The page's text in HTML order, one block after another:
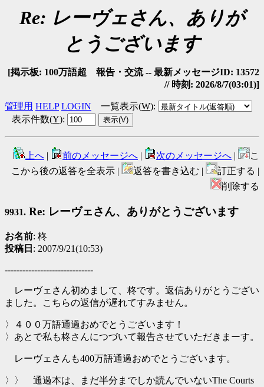
Re: レーヴェさん、ありが
とうございます
[掲示板: 100万語超 報告・交流 -- 最新メッセージID: 13572
// 時刻: 2026/8/7(03:01)]
管理用 HELP LOGIN 一覧表示(W):
表示件数(Y):
上へ | 前のメッセージへ | 次のメッセージへ |
こ
こから後の返答を全表示 |
返答を書き込む |
訂正する |
削除する
9931. Re: レーヴェさん、ありがとうございます
お名前: 柊
投稿日 : 2007/9/21(10:53)
------------------------------
レーヴェさん初めまして、柊です。返信ありがとうござい
ました。こちらの返信が遅れてすみません。
〉４００万語通過おめでとうございます！
〉あとで私も柊さんにつづいて報告させていただきまーす。
レーヴェさんも400万語通過おめでとうございます。
〉〉 通過本は、まだ半分までしか読んでいないThe Courts